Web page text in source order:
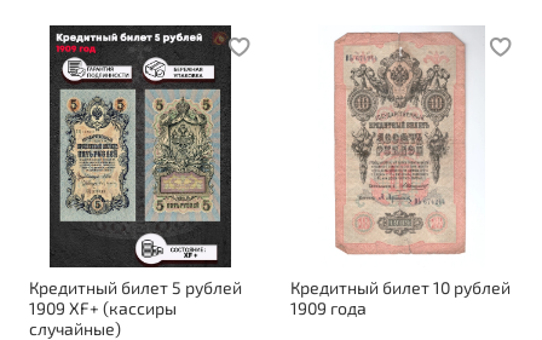
Кредитный билет 5 рублей
1909 XF+ (кассиры
случайные)
Кредитный билет 10 рублей
1909 года